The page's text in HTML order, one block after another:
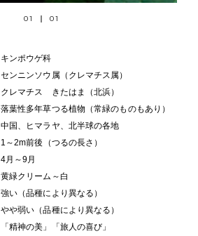
01 01
キンポウゲ科
センニンソウ属（クレマチス属）
クレマチス きたはま（北浜）
落葉性多年草つる植物（常緑のものもあり）
中国、ヒマラヤ、北半球の各地
1～2m前後（つるの長さ）
4月～9月
黄緑クリーム～白
強い（品種により異なる）
やや弱い（品種により異なる）
「精神の美」「旅人の喜び」